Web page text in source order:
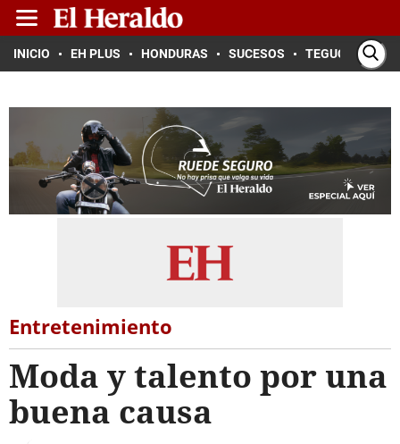
INICIO EH PLUS HONDURAS SUCESOS TEGUCIGALPA
Entretenimiento
Moda y talento por una
buena causa